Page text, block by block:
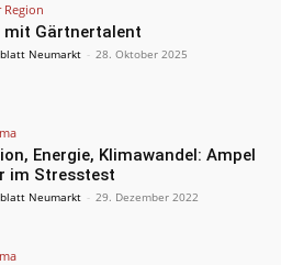
Region
mit Gärtnertalent
Neumarkt - 28. Oktober 2025
Energie, Klimawandel: Ampel
im Stresstest
Neumarkt - 29. Dezember 2022